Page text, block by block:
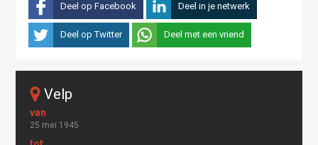
Deel op Facebook Deel in je netwerk
Deel op Twitter Deel met een vriend
velp
25 mei 1945